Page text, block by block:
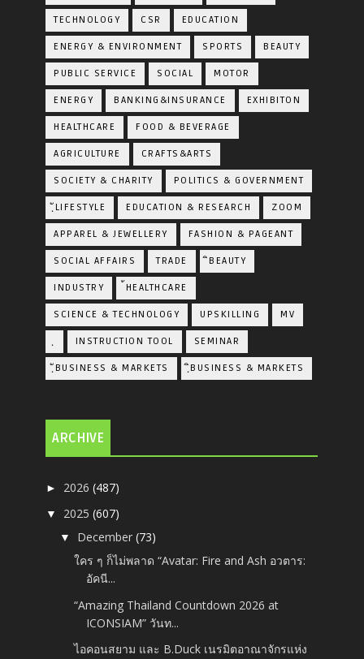
TECHNOLOGY CSR EDUCATION
ENERGY & ENVIRONMENT SPORTS BEAUTY
PUBLIC SERVICE SOCIAL MOTOR
ENERGY BANKING&INSURANCE EXHIBITON
HEALTHCARE FOOD & BEVERAGE
AGRICULTURE CRAFTS&ARTS
SOCIETY & CHARITY POLITICS & GOVERNMENT
ฺัLIFESTYLE EDUCATION & RESEARCH ZOOM
APPAREL & JEWELLERY FASHION & PAGEANT
SOCIAL AFFAIRS TRADE ิBEAUTY
INDUSTRY ้HEALTHCARE
SCIENCE & TECHNOLOGY UPSKILLING MV
INSTRUCTION TOOL SEMINAR
ฺัBUSINESS & MARKETS ฺิBUSINESS & MARKETS
ARCHIVE
► 2026(487)
▼ 2025(607)
▼ December(73)
ใคร ๆ ก็ไม่พลาด “Avatar: Fire and Ash อวตาร:
อัคนี...
“Amazing Thailand Countdown 2026 at
ICONSIAM” วันท...
ไอคอนสยาม และ B.Duck เนรมิตอาณาจักรแห่ง